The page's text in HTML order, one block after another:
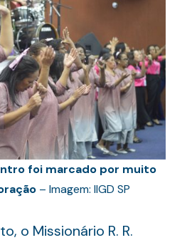
foi marcado por muito
– Imagem: IIGD SP
o Missionário R. R.